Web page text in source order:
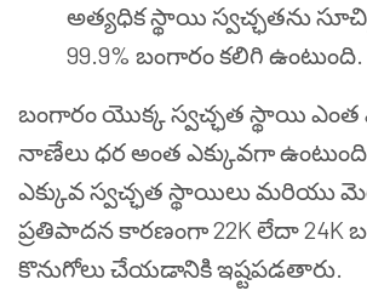
అత్యధిక స్థాయి స్వచ్ఛతను
99.9% బంగారం కలిగి ఉంటుంది.
బంగారం యొక్క స్వచ్ఛత స్థాయి ఎంత
నాణేలు ధర అంత ఎక్కువగా
ఎక్కువ స్వచ్ఛత స్థాయిలు మరియు
ప్రతిపాదన కారణంగా 22K లేదా 24K
కొనుగోలు చేయడానికి ఇష్టపడతారు.